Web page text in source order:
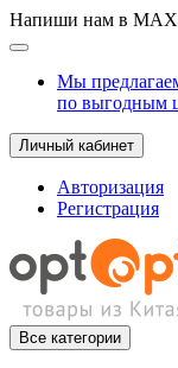
Напиши нам в MAX
Мы
по выгодным
Личный кабинет
Авторизация
Регистрация
Все категории